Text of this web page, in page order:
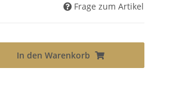
Frage zum Artikel
In den Warenkorb